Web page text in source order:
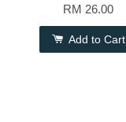
RM 26.00
Add to Cart